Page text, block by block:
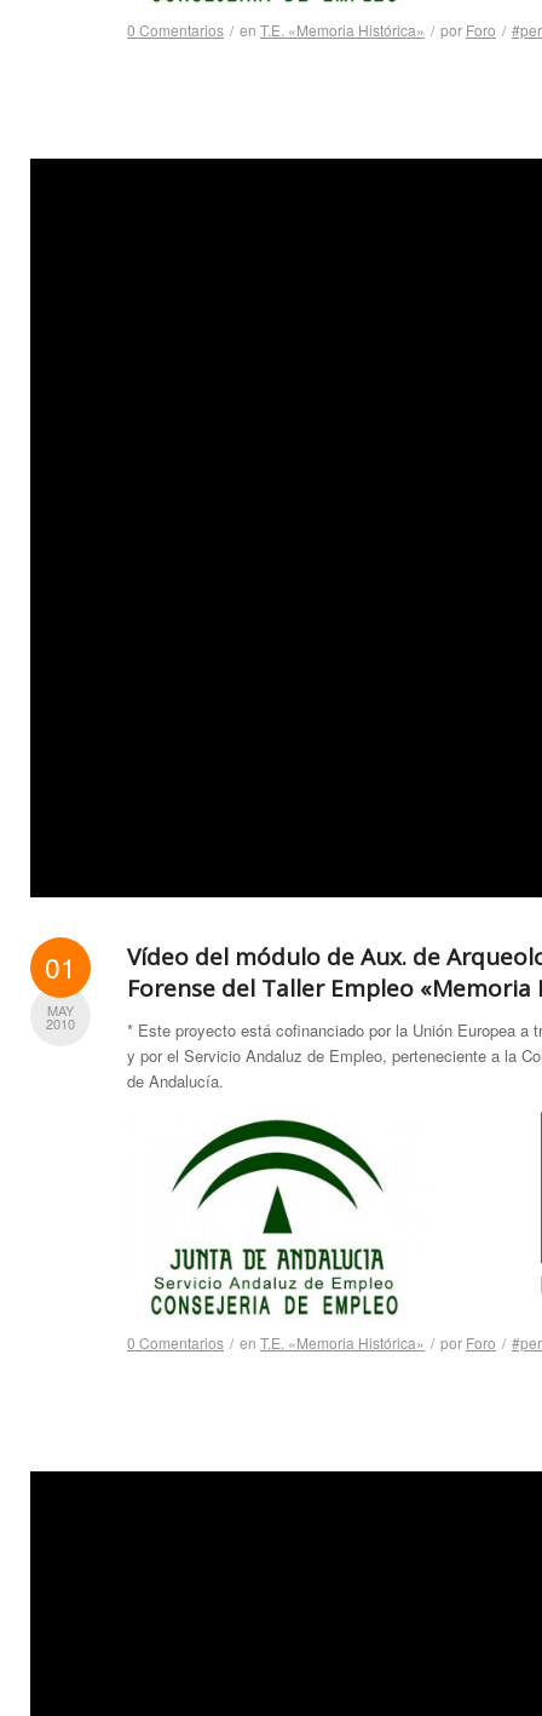
0 Comentarios / en T.E. «Memoria Histórica» / por Foro /
01
MAY
2010
Vídeo del módulo de Aux. de
Forense del Taller Empleo «Memoria
* Este proyecto está cofinanciado por la Unión Europea a
y por el Servicio Andaluz de Empleo, perteneciente a la
de Andalucía.
0 Comentarios / en T.E. «Memoria Histórica» / por Foro /